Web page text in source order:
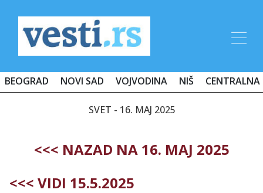
BEOGRAD NOVI SAD VOJVODINA NIŠ CENTRALNA
SVET - 16. MAJ 2025
<<< NAZAD NA 16. MAJ 2025
<<< VIDI 15.5.2025